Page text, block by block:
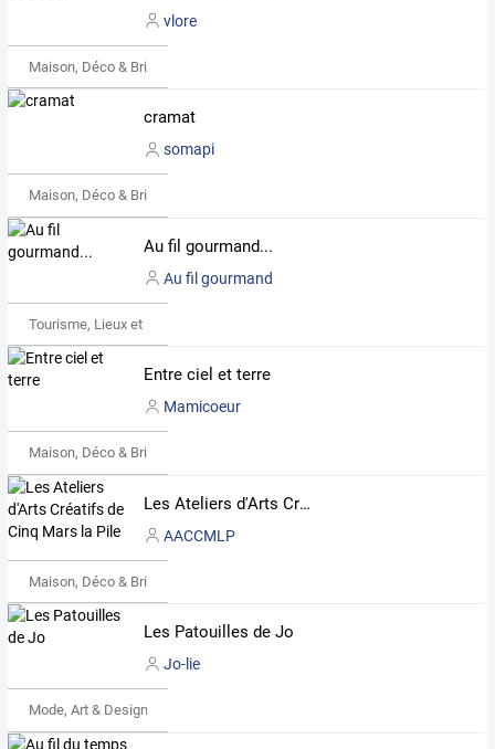
vlore
Maison, Déco & Bricolage
cramat
somapi
Maison, Déco & Bricolage
Au fil gourmand...
Au fil gourmand
Tourisme, Lieux et Événements
Entre ciel et terre
Mamicoeur
Maison, Déco & Bricolage
Les Ateliers d'Arts Créatifs de Cinq Mars la Pile
AACCMLP
Maison, Déco & Bricolage
Les Patouilles de Jo
Jo-lie
Mode, Art & Design